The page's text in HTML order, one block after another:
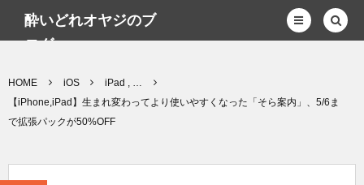
酔いどれオヤジのブ
ログwp
HOME iOS
iPad , …
【iPhone,iPad】生まれ変わってより使いやすくなった「そら案内」、5/6ま
で拡張パックが50%OFF